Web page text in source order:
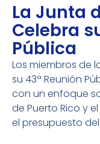
La Junta
Celebra
Pública
Los miembros de
su 43ª Reunión
con un enfoque
de Puerto Rico y
el presupuesto